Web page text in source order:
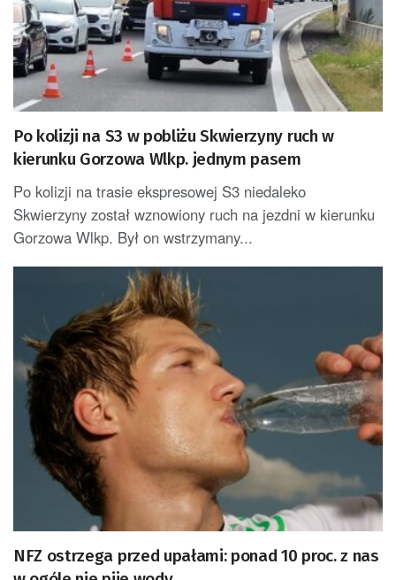
Po kolizji na S3 w pobliżu Skwierzyny ruch w
kierunku Gorzowa Wlkp. jednym pasem
Po kolizji na trasie ekspresowej S3 niedaleko
Skwierzyny został wznowiony ruch na jezdni w kierunku
Gorzowa Wlkp. Był on wstrzymany...
NFZ ostrzega przed upałami: ponad 10 proc. z nas